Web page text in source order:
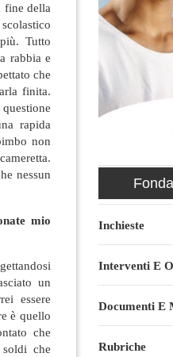
fine della
Tutto
rabbia e
che
finita.
rapida
non
nessun
mio
un
essere
è quello
che
che
Inchieste
Interventi E
Documenti E
Rubriche